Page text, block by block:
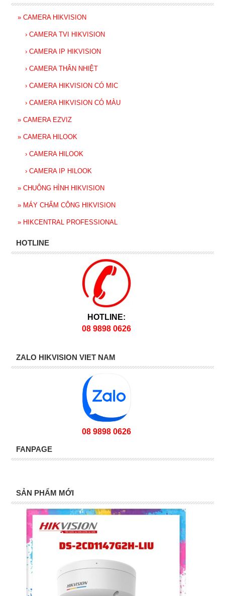
» CAMERA HIKVISION
› CAMERA TVI HIKVISION
› CAMERA IP HIKVISION
› CAMERA THÂN NHIỆT
› CAMERA HIKVISION CÓ MIC
› CAMERA HIKVISION CÓ MÀU
» CAMERA EZVIZ
» CAMERA HILOOK
› CAMERA HILOOK
› CAMERA IP HILOOK
» CHUÔNG HÌNH HIKVISION
» MÁY CHẤM CÔNG HIKVISION
» HIKCENTRAL PROFESSIONAL
HOTLINE
HOTLINE:
08 9898 0626
ZALO HIKVISION VIET NAM
08 9898 0626
FANPAGE
SẢN PHẨM MỚI